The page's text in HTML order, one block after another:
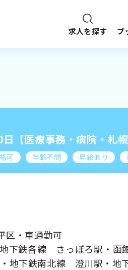
求人を探す ブ
ブックマーク 求人閲覧履歴
について 緊急時・災害時に
SEARCH CONDITION
クリアする
【医療事務・病院・札
可 年齢不問 昇給あり
区・車通勤可
下鉄各線 さっぽろ駅・
地下鉄南北線 澄川駅・地